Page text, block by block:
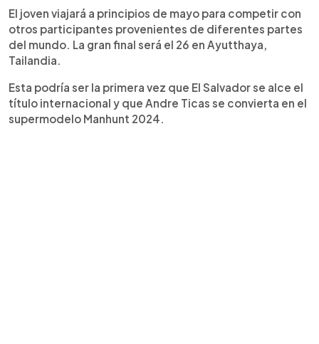
El joven viajará a principios de mayo para competir con
otros participantes provenientes de diferentes partes
del mundo. La gran final será el 26 en Ayutthaya,
Tailandia.
Esta podría ser la primera vez que El Salvador se alce el
título internacional y que Andre Ticas se convierta en el
supermodelo Manhunt 2024.